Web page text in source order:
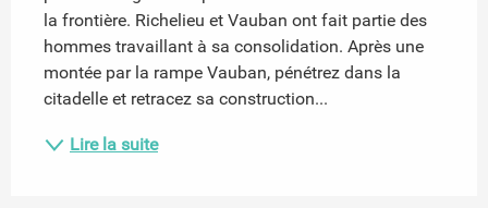
la frontière. Richelieu et Vauban ont fait partie des
hommes travaillant à sa consolidation. Après une
montée par la rampe Vauban, pénétrez dans la
citadelle et retracez sa construction...
Lire la suite